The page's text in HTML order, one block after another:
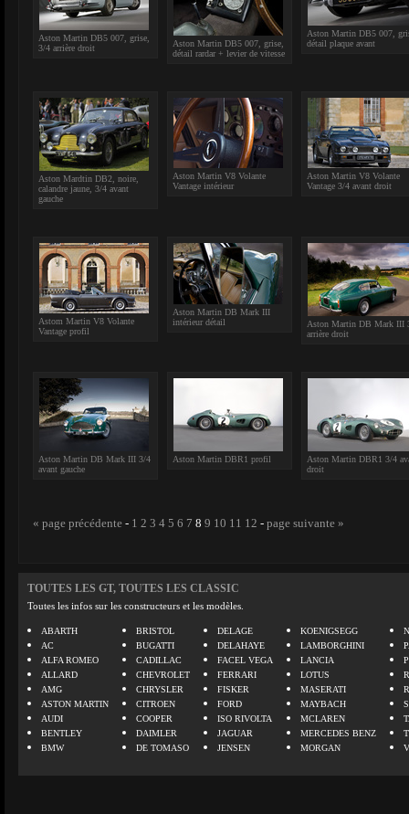
Aston Martin DB5 007, grise,
3/4 arrière droit
Aston Martin DB5 007, grise,
détail rardar + levier de vitesse
Aston Martin DB5 007,
détail plaque avant
Aston Mardtin DB2, noire,
calandre jaune, 3/4 avant
gauche
Aston Martin V8 Volante
Vantage intérieur
Aston Martin V8 Volante
Vantage 3/4 avant droit
Astom Martin V8 Volante
Vantage profil
Aston Martin DB Mark III
intérieur détail
Aston Martin DB Mark III
arrière droit
Aston Martin DB Mark III 3/4
avant gauche
Aston Martin DBR1 profil
Aston Martin DBR1 3/4
droit
« page précédente - 1 2 3 4 5 6 7 8 9 10 11 12 - page suivante »
TOUTES LES GT, TOUTES LES CLASSIC
Toutes les infos sur les constructeurs et les modèles.
ABARTH
AC
ALFA ROMEO
ALLARD
AMG
ASTON MARTIN
AUDI
BENTLEY
BMW
BRISTOL
BUGATTI
CADILLAC
CHEVROLET
CHRYSLER
CITROEN
COOPER
DAIMLER
DE TOMASO
DELAGE
DELAHAYE
FACEL VEGA
FERRARI
FISKER
FORD
ISO RIVOLTA
JAGUAR
JENSEN
KOENIGSEGG
LAMBORGHINI
LANCIA
LOTUS
MASERATI
MAYBACH
MCLAREN
MERCEDES BENZ
MORGAN